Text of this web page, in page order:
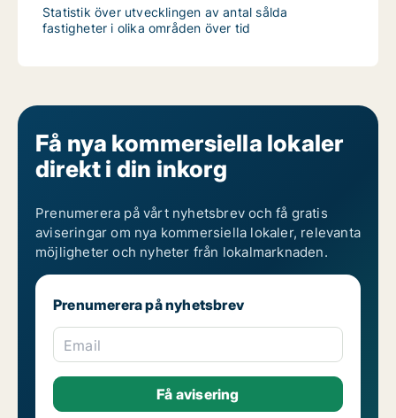
Statistik över utvecklingen av antal sålda
fastigheter i olika områden över tid
Få nya kommersiella lokaler
direkt i din inkorg
Prenumerera på vårt nyhetsbrev och få gratis
aviseringar om nya kommersiella lokaler, relevanta
möjligheter och nyheter från lokalmarknaden.
Prenumerera på nyhetsbrev
Email